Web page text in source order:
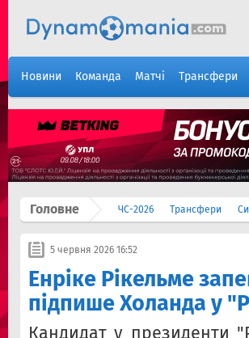
Новини Команда Матчі Трансфери
Головне ЧС-2026 Трансфери
5 червня 2026 16:52
Енріке Рікельме
підпише Холанда у
Кандидат у президенти